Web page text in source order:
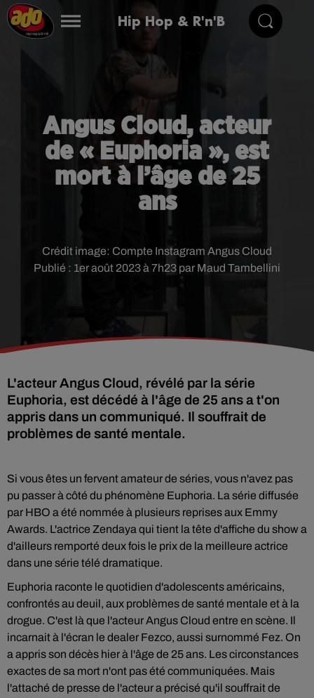
Hip Hop & R'n'B
Angus Cloud, acteur
de « Euphoria », est
mort à l’âge de 25
ans
Publié : 1er août 2023 à 7h23 par Maud Tambellini
Crédit image: Compte Instagram Angus Cloud
L'acteur Angus Cloud, révélé par la série
Euphoria, est décédé à l'âge de 25 ans a t'on
appris dans un communiqué. Il souffrait de
problèmes de santé mentale.
Si vous êtes un fervent amateur de séries, vous n'avez pas
pu passer à côté du phénomène Euphoria. La série diffusée
par HBO a été nommée à plusieurs reprises aux Emmy
Awards. L'actrice Zendaya qui tient la tête d'affiche du show a
d'ailleurs remporté deux fois le prix de la meilleure actrice
dans une série télé dramatique.
Euphoria raconte le quotidien d'adolescents américains,
confrontés au deuil, aux problèmes de santé mentale et à la
drogue. C'est là que l'acteur Angus Cloud entre en scène. Il
incarnait à l'écran le dealer Fezco, aussi surnommé Fez. On
a appris son décès hier à l'âge de 25 ans. Les circonstances
exactes de sa mort n'ont pas été communiquées. Mais
l'attaché de presse de l'acteur a précisé qu'il souffrait de